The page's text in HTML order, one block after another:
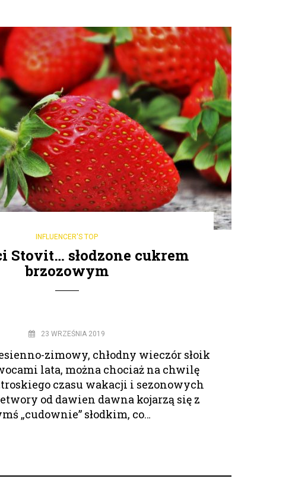
INFLUENCER'S TOP
Stovit… słodzone cukrem
brzozowym
23 WRZEŚNIA 2019
zimowy, chłodny wieczór słoik
lata, można chociaż na chwilę
czasu wakacji i sezonowych
od dawien dawna kojarzą się z
„cudownie” słodkim, co…